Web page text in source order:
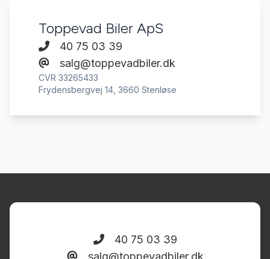
Toppevad Biler ApS
40 75 03 39
salg@toppevadbiler.dk
CVR 33265433
Frydensbergvej 14, 3660 Stenløse
40 75 03 39
salg@toppevadbiler.dk